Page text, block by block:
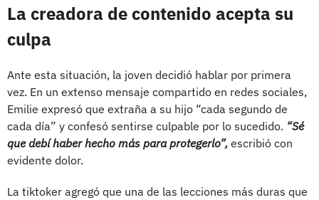
La creadora de contenido acepta su
culpa
Ante esta situación, la joven decidió hablar por primera
vez. En un extenso mensaje compartido en redes sociales,
Emilie expresó que extraña a su hijo “cada segundo de
cada día” y confesó sentirse culpable por lo sucedido. “Sé
que debí haber hecho más para protegerlo”, escribió con
evidente dolor.
La tiktoker agregó que una de las lecciones más duras que